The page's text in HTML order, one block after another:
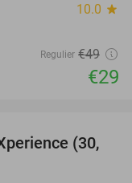
10.0 star
Regulier €49
€29
44%
(30,